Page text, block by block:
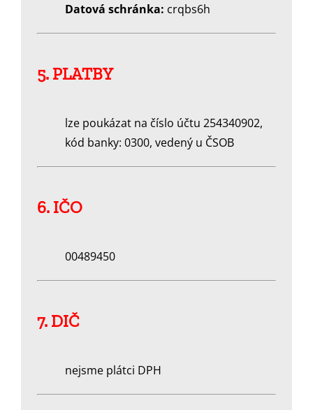
Datová schránka: crqbs6h
5. PLATBY
lze poukázat na číslo účtu 254340902,
kód banky: 0300, vedený u ČSOB
6. IČO
00489450
7. DIČ
nejsme plátci DPH